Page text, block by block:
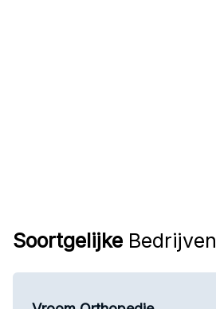
Soortgelijke Bedrijven